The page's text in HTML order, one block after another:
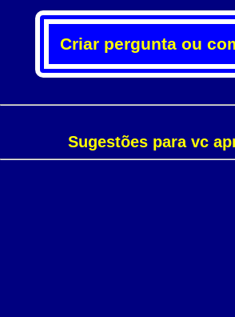
Criar pergunta ou
Sugestões para vc